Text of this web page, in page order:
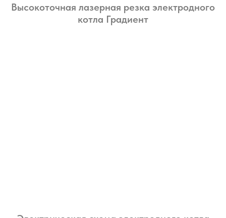
Высокоточная лазерная резка электродного
котла Градиент